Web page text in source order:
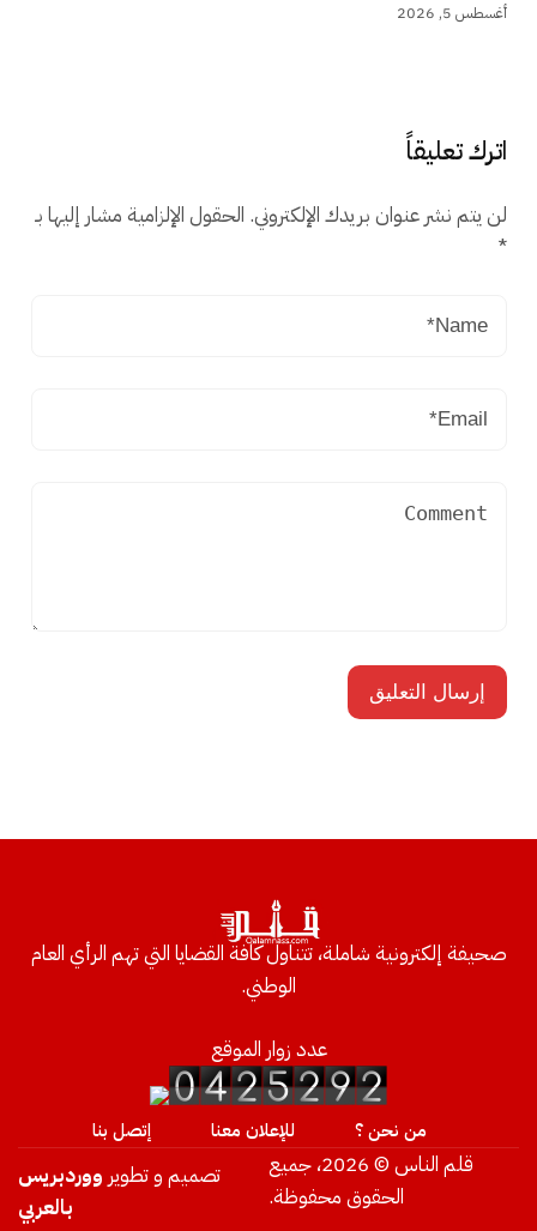
أغسطس 5, 2026
اترك تعليقاً
لن يتم نشر عنوان بريدك الإلكتروني. الحقول الإلزامية مشار إليها بـ
*
صحيفة إلكترونية شاملة، تتناول كافة القضايا التي تهم الرأي العام
الوطني.
عدد زوار الموقع
من نحن ؟ للإعلان معنا إتصل بنا
قلم الناس © 2026، جميع
الحقوق محفوظة.
تصميم و تطوير ووردبريس
بالعربي